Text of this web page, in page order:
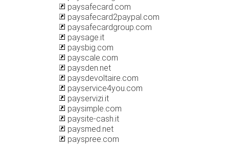
paysafecard.com
paysafecard2paypal.com
paysafecardgroup.com
paysage.it
paysbig.com
payscale.com
paysden.net
paysdevoltaire.com
payservice4you.com
payservizi.it
paysimple.com
paysite-cash.it
paysmed.net
payspree.com